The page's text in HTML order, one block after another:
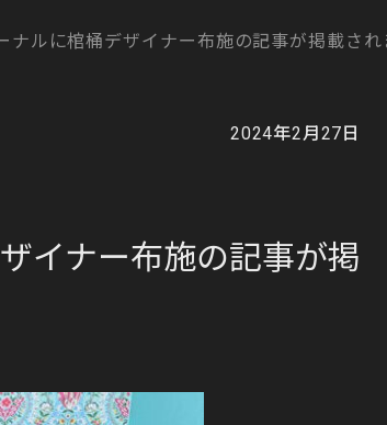
ナルに棺桶デザイナー布施の記事が掲載され
2024年2月27日
イナー布施の記事が掲